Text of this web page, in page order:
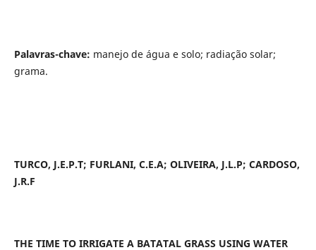
Palavras-chave: manejo de água e solo; radiação solar;
grama.
TURCO, J.E.P.T; FURLANI, C.E.A; OLIVEIRA, J.L.P; CARDOSO,
J.R.F
THE TIME TO IRRIGATE A BATATAL GRASS USING WATER